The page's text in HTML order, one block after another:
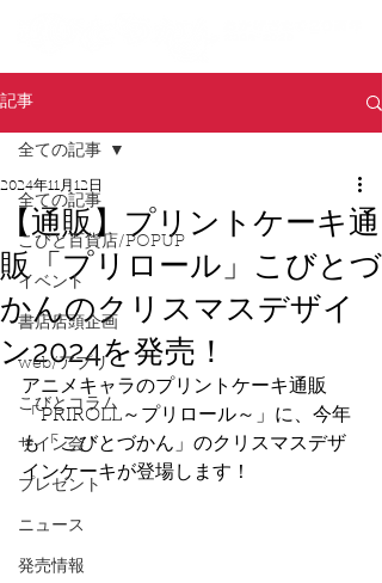
記事
全ての記事
こびと百貨店/POPUP
イベント
書店店頭企画
web/アプリ
こびとコラム
サイン会
プレゼント
ニュース
発売情報
全ての記事
【通販】プリントケーキ通
販「プリロール」こびとづ
かんのクリスマスデザイ
ン2024を発売！
2024年11月12日
アニメキャラのプリントケーキ通販
「PRIROLL～プリロール～」に、今年
も「こびとづかん」のクリスマスデザ
インケーキが登場します！